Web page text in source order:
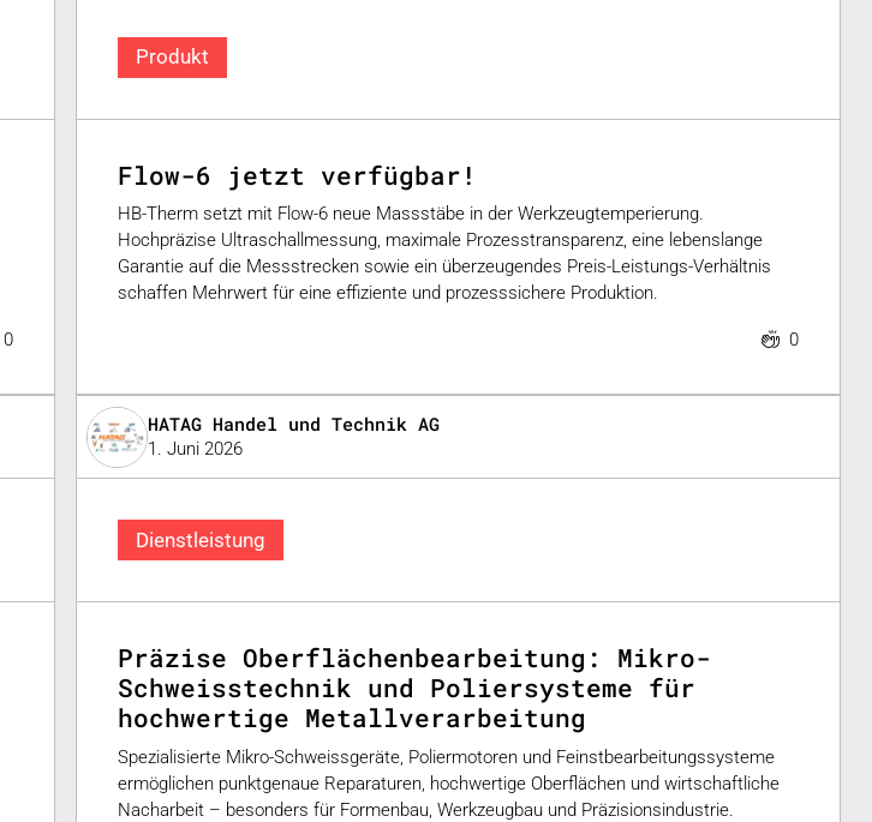
0
Produkt
Flow-6 jetzt verfügbar!
HB-Therm setzt mit Flow-6 neue Massstäbe in der Werkzeugtemperierung.
Hochpräzise Ultraschallmessung, maximale Prozesstransparenz, eine lebenslange
Garantie auf die Messstrecken sowie ein überzeugendes Preis-Leistungs-Verhältnis
schaffen Mehrwert für eine effiziente und prozesssichere Produktion.
0
HATAG Handel und Technik AG
1. Juni 2026
Dienstleistung
Präzise Oberflächenbearbeitung: Mikro-
Schweisstechnik und Poliersysteme für
hochwertige Metallverarbeitung
Spezialisierte Mikro-Schweissgeräte, Poliermotoren und Feinstbearbeitungssysteme
ermöglichen punktgenaue Reparaturen, hochwertige Oberflächen und wirtschaftliche
Nacharbeit – besonders für Formenbau, Werkzeugbau und Präzisionsindustrie.